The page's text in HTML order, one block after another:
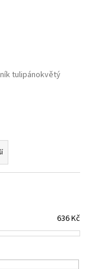
tulipánokvětý
636Kč